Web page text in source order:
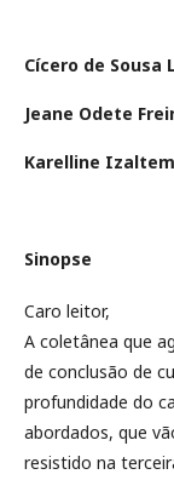
Cícero de Sousa
Jeane Odete
Karelline
Sinopse
Caro leitor,
A coletânea que
de conclusão de
profundidade do
abordados, que
resistido na